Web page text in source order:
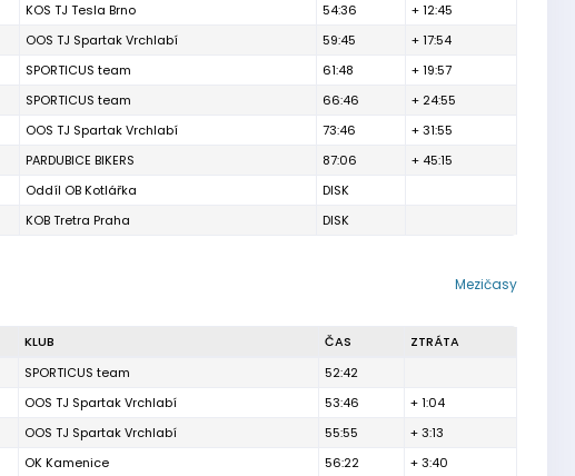
KOS TJ Tesla Brno 54:36
+ 12:45
OOS TJ Spartak Vrchlabí 59:45
+ 17:54
SPORTICUS team 61:48
+ 19:57
SPORTICUS team 66:46
+ 24:55
OOS TJ Spartak Vrchlabí 73:46
+ 31:55
PARDUBICE BIKERS 87:06
+ 45:15
Oddíl OB Kotlářka
DISK
KOB Tretra Praha DISK
Mezičasy
KLUB ČAS
ZTRÁTA
SPORTICUS team
52:42
OOS TJ Spartak Vrchlabí 53:46
+ 1:04
OOS TJ Spartak Vrchlabí 55:55
+ 3:13
OK Kamenice 56:22
+ 3:40